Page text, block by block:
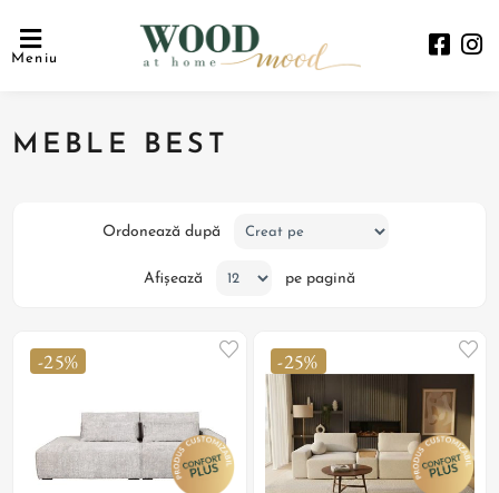
Meniu
MEBLE BEST
Ordonează după
Afișează pe pagină
-25% -25%